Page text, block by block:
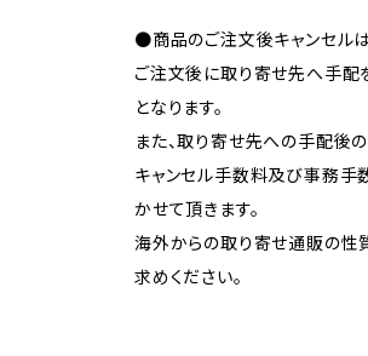
●商品のご注文後キャンセル
ご注文後に取り寄せ先へ手配
となります。
また、取り寄せ先への手配後の
キャンセル手数料及び事務手
かせて頂きます。
海外からの取り寄せ通販の性
求めください。